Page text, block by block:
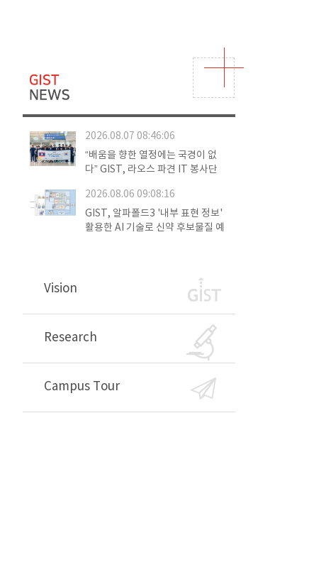
2026.08.07 08:46:06
“배움을 향한 열정에는 국경이 없
다” GIST, 라오스 파견 IT 봉사단
로벌 교육 나눔
2026.08.06 09:08:16
GIST, 알파폴드3 '내부 표현 정보'
활용한 AI 기술로 신약 후보물질 예
Vision
Research
Campus Tour